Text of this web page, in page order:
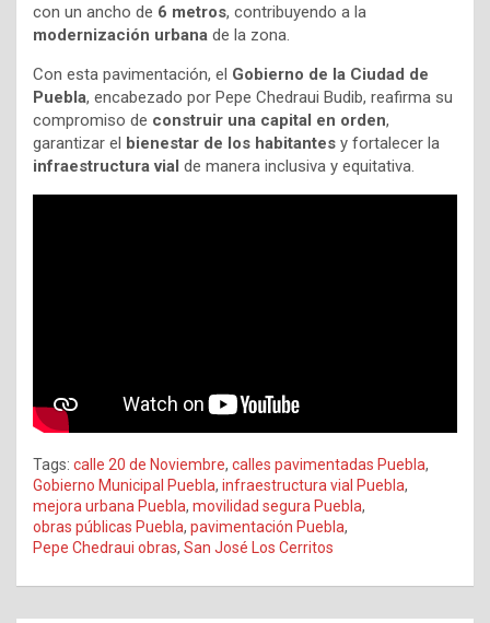
con un ancho de 6 metros, contribuyendo a la
modernización urbana de la zona.
Con esta pavimentación, el Gobierno de la Ciudad de
Puebla, encabezado por Pepe Chedraui Budib, reafirma su
compromiso de construir una capital en orden,
garantizar el bienestar de los habitantes y fortalecer la
infraestructura vial de manera inclusiva y equitativa.
Tags: calle 20 de Noviembre, calles pavimentadas Puebla,
Gobierno Municipal Puebla, infraestructura vial Puebla,
mejora urbana Puebla, movilidad segura Puebla,
obras públicas Puebla, pavimentación Puebla,
Pepe Chedraui obras, San José Los Cerritos